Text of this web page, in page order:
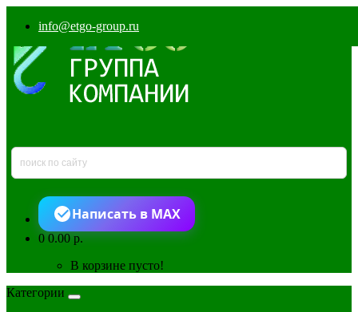
info@etgo-group.ru
Написать в MAX
00.00 р.
В корзине пусто!
Категории